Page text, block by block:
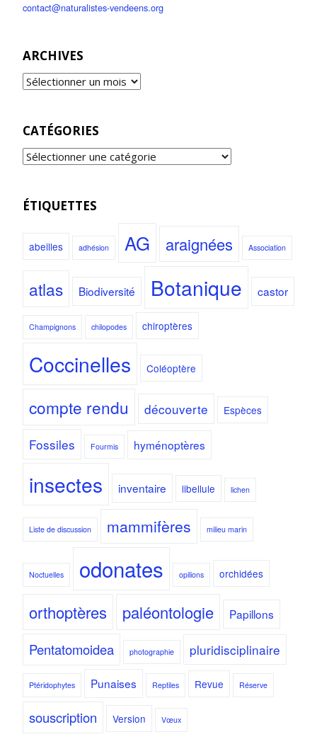
contact@naturalistes-vendeens.org
ARCHIVES
CATÉGORIES
ÉTIQUETTES
abeilles adhésion AG araignées Association
atlas Biodiversité Botanique castor
Champignons chilopodes chiroptères
Coccinelles Coléoptère
compte rendu découverte Espèces
Fossiles Fourmis hyménoptères
insectes inventaire libellule lichen
Liste de discussion mammifères milieu marin
Noctuelles odonates opilions orchidées
orthoptères paléontologie Papillons
Pentatomoidea photographie pluridisciplinaire
Ptéridophytes Punaises Reptiles Revue Réserve
souscription Version Vœux